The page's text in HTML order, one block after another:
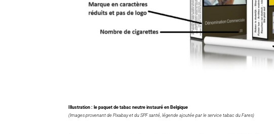
Illustration : le paquet de tabac neutre instauré en Belgique
(Images provenant de Pixabay et du SPF santé, légende ajoutée par le service tabac du Fares)